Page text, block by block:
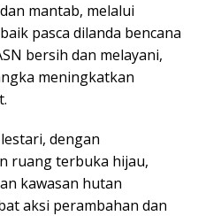
mantab, melalui
pasca dilanda bencana
bersih dan melayani,
meningkatkan
dengan
ruang terbuka hijau,
kawasan hutan
aksi perambahan dan